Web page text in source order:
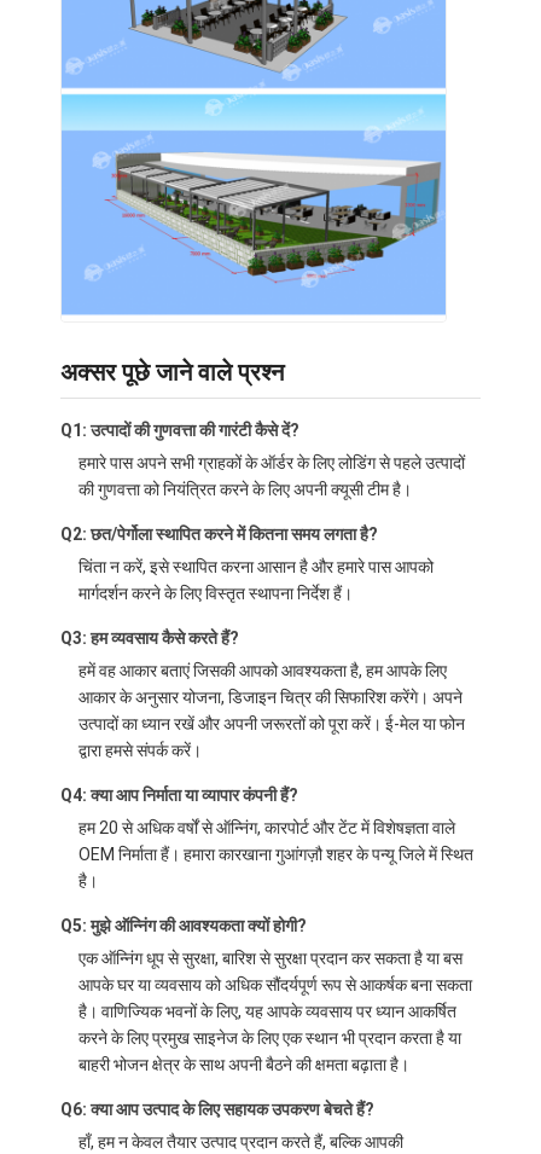
अक्सर पूछे जाने वाले प्रश्न
Q1: उत्पादों की गुणवत्ता की गारंटी कैसे दें?
हमारे पास अपने सभी ग्राहकों के ऑर्डर के लिए लोडिंग से पहले उत्पादों
की गुणवत्ता को नियंत्रित करने के लिए अपनी क्यूसी टीम है।
Q2: छत/पेर्गोला स्थापित करने में कितना समय लगता है?
चिंता न करें, इसे स्थापित करना आसान है और हमारे पास आपको
मार्गदर्शन करने के लिए विस्तृत स्थापना निर्देश हैं।
Q3: हम व्यवसाय कैसे करते हैं?
हमें वह आकार बताएं जिसकी आपको आवश्यकता है, हम आपके लिए
आकार के अनुसार योजना, डिजाइन चित्र की सिफारिश करेंगे। अपने
उत्पादों का ध्यान रखें और अपनी जरूरतों को पूरा करें। ई-मेल या फोन
द्वारा हमसे संपर्क करें।
Q4: क्या आप निर्माता या व्यापार कंपनी हैं?
हम 20 से अधिक वर्षों से ऑन्निंग, कारपोर्ट और टेंट में विशेषज्ञता वाले
OEM निर्माता हैं। हमारा कारखाना गुआंगज़ौ शहर के पन्यू जिले में स्थित
है।
Q5: मुझे ऑन्निंग की आवश्यकता क्यों होगी?
एक ऑन्निंग धूप से सुरक्षा, बारिश से सुरक्षा प्रदान कर सकता है या बस
आपके घर या व्यवसाय को अधिक सौंदर्यपूर्ण रूप से आकर्षक बना सकता
है। वाणिज्यिक भवनों के लिए, यह आपके व्यवसाय पर ध्यान आकर्षित
करने के लिए प्रमुख साइनेज के लिए एक स्थान भी प्रदान करता है या
बाहरी भोजन क्षेत्र के साथ अपनी बैठने की क्षमता बढ़ाता है।
Q6: क्या आप उत्पाद के लिए सहायक उपकरण बेचते हैं?
हाँ, हम न केवल तैयार उत्पाद प्रदान करते हैं, बल्कि आपकी